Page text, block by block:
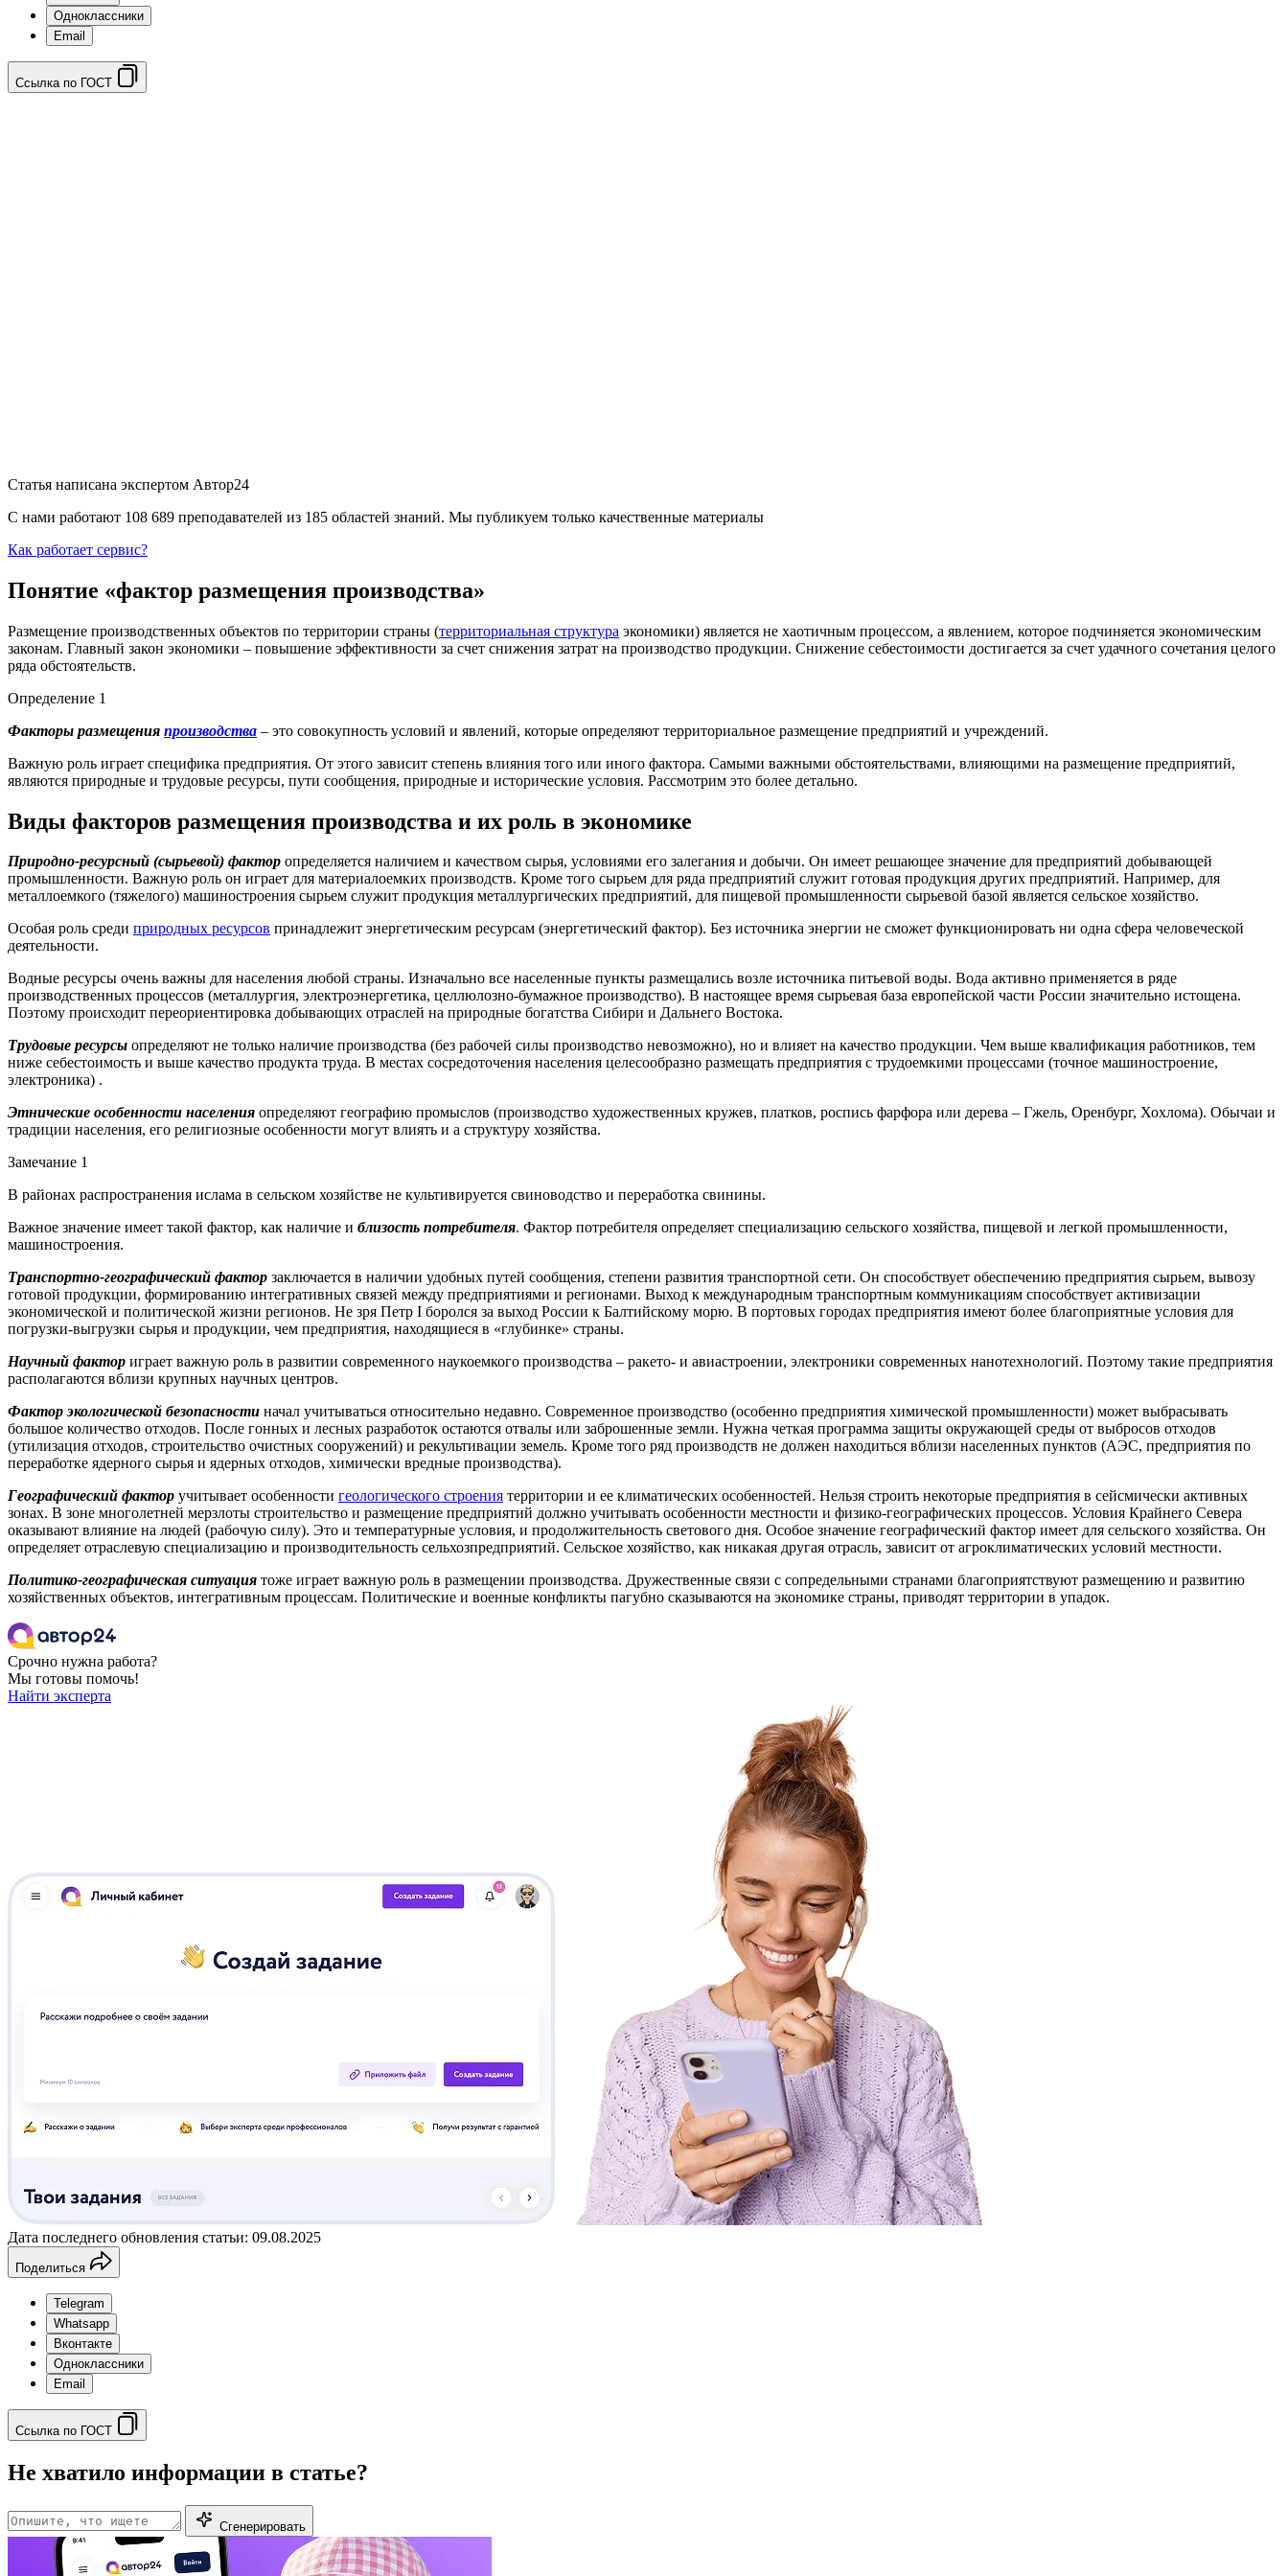
Одноклассники
Email
Ссылка по ГОСТ
Статья написана экспертом Автор24
С нами работают 108 689 преподавателей из 185 областей знаний. Мы публикуем только качественные материалы
Как работает сервис?
Понятие «фактор размещения производства»
Размещение производственных объектов по территории страны (территориальная структура экономики) является не хаотичным процессом, а явлением, которое подчиняется экономическим
законам. Главный закон экономики – повышение эффективности за счет снижения затрат на производство продукции. Снижение себестоимости достигается за счет удачного сочетания целого
ряда обстоятельств.
Определение 1
Факторы размещения производства – это совокупность условий и явлений, которые определяют территориальное размещение предприятий и учреждений.
Важную роль играет специфика предприятия. От этого зависит степень влияния того или иного фактора. Самыми важными обстоятельствами, влияющими на размещение предприятий,
являются природные и трудовые ресурсы, пути сообщения, природные и исторические условия. Рассмотрим это более детально.
Виды факторов размещения производства и их роль в экономике
Природно-ресурсный (сырьевой) фактор определяется наличием и качеством сырья, условиями его залегания и добычи. Он имеет решающее значение для предприятий добывающей
промышленности. Важную роль он играет для материалоемких производств. Кроме того сырьем для ряда предприятий служит готовая продукция других предприятий. Например, для
металлоемкого (тяжелого) машиностроения сырьем служит продукция металлургических предприятий, для пищевой промышленности сырьевой базой является сельское хозяйство.
Особая роль среди природных ресурсов принадлежит энергетическим ресурсам (энергетический фактор). Без источника энергии не сможет функционировать ни одна сфера человеческой
деятельности.
Водные ресурсы очень важны для населения любой страны. Изначально все населенные пункты размещались возле источника питьевой воды. Вода активно применяется в ряде
производственных процессов (металлургия, электроэнергетика, целлюлозно-бумажное производство). В настоящее время сырьевая база европейской части России значительно истощена.
Поэтому происходит переориентировка добывающих отраслей на природные богатства Сибири и Дальнего Востока.
Трудовые ресурсы определяют не только наличие производства (без рабочей силы производство невозможно), но и влияет на качество продукции. Чем выше квалификация работников, тем
ниже себестоимость и выше качество продукта труда. В местах сосредоточения населения целесообразно размещать предприятия с трудоемкими процессами (точное машиностроение,
электроника) .
Этнические особенности населения определяют географию промыслов (производство художественных кружев, платков, роспись фарфора или дерева – Гжель, Оренбург, Хохлома). Обычаи и
традиции населения, его религиозные особенности могут влиять и а структуру хозяйства.
Замечание 1
В районах распространения ислама в сельском хозяйстве не культивируется свиноводство и переработка свинины.
Важное значение имеет такой фактор, как наличие и близость потребителя. Фактор потребителя определяет специализацию сельского хозяйства, пищевой и легкой промышленности,
машиностроения.
Транспортно-географический фактор заключается в наличии удобных путей сообщения, степени развития транспортной сети. Он способствует обеспечению предприятия сырьем, вывозу
готовой продукции, формированию интегративных связей между предприятиями и регионами. Выход к международным транспортным коммуникациям способствует активизации
экономической и политической жизни регионов. Не зря Петр І боролся за выход России к Балтийскому морю. В портовых городах предприятия имеют более благоприятные условия для
погрузки-выгрузки сырья и продукции, чем предприятия, находящиеся в «глубинке» страны.
Научный фактор играет важную роль в развитии современного наукоемкого производства – ракето- и авиастроении, электроники современных нанотехнологий. Поэтому такие предприятия
располагаются вблизи крупных научных центров.
Фактор экологической безопасности начал учитываться относительно недавно. Современное производство (особенно предприятия химической промышленности) может выбрасывать
большое количество отходов. После гонных и лесных разработок остаются отвалы или заброшенные земли. Нужна четкая программа защиты окружающей среды от выбросов отходов
(утилизация отходов, строительство очистных сооружений) и рекультивации земель. Кроме того ряд производств не должен находиться вблизи населенных пунктов (АЭС, предприятия по
переработке ядерного сырья и ядерных отходов, химически вредные производства).
Географический фактор учитывает особенности геологического строения территории и ее климатических особенностей. Нельзя строить некоторые предприятия в сейсмически активных
зонах. В зоне многолетней мерзлоты строительство и размещение предприятий должно учитывать особенности местности и физико-географических процессов. Условия Крайнего Севера
оказывают влияние на людей (рабочую силу). Это и температурные условия, и продолжительность светового дня. Особое значение географический фактор имеет для сельского хозяйства. Он
определяет отраслевую специализацию и производительность сельхозпредприятий. Сельское хозяйство, как никакая другая отрасль, зависит от агроклиматических условий местности.
Политико-географическая ситуация тоже играет важную роль в размещении производства. Дружественные связи с сопредельными странами благоприятствуют размещению и развитию
хозяйственных объектов, интегративным процессам. Политические и военные конфликты пагубно сказываются на экономике страны, приводят территории в упадок.
Срочно нужна работа?
Мы готовы помочь!
Найти эксперта
Дата последнего обновления статьи: 09.08.2025
Поделиться
Telegram
Whatsapp
Вконтакте
Одноклассники
Email
Ссылка по ГОСТ
Не хватило информации в статье?
Сгенерировать